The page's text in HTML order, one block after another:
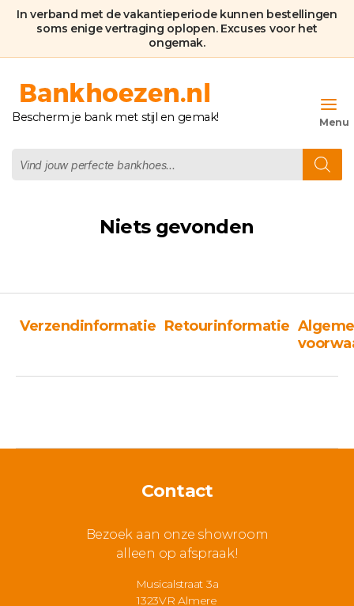
In verband met de vakantieperiode kunnen bestellingen
soms enige vertraging oplopen. Excuses voor het
ongemak.
Bankhoezen.nl
Bescherm je bank met stijl en gemak!
zoeken
Niets gevonden
Verzendinformatie Retourinformatie
Contact
Bezoek aan onze showroom
alleen op afspraak!
Musicalstraat 3a
1323VR Almere